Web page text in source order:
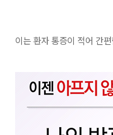
이는 환자 통증이 적어 간